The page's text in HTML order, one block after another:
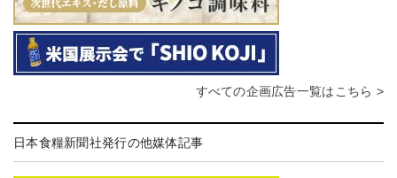
すべての企画広告一覧はこちら >
日本食糧新聞社発行の他媒体記事